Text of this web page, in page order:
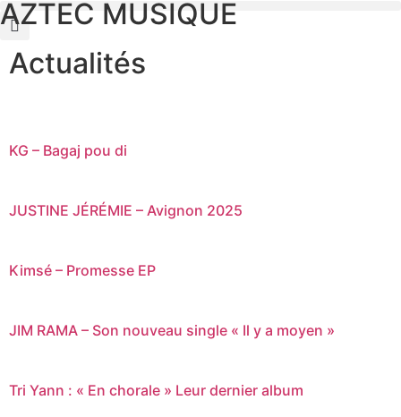
AZTEC MUSIQUE
Actualités
KG – Bagaj pou di
JUSTINE JÉRÉMIE – Avignon 2025
Kimsé – Promesse EP
JIM RAMA – Son nouveau single « Il y a moyen »
Tri Yann : « En chorale » Leur dernier album